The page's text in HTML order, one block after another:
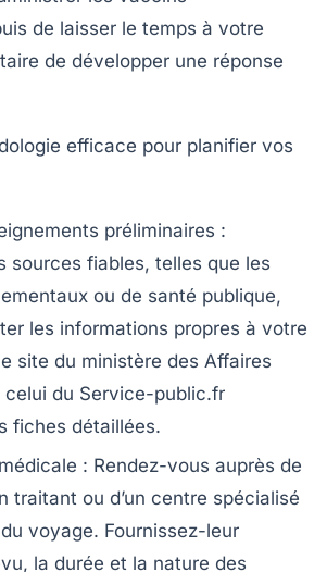
de laisser le temps à votre
de développer une réponse
efficace pour planifier vos
préliminaires :
sources fiables, telles que les
ou de santé publique,
les informations propres à votre
site du ministère des Affaires
celui du Service-public.fr
fiches détaillées.
: Rendez-vous auprès de
traitant ou d’un centre spécialisé
voyage. Fournissez-leur
la durée et la nature des